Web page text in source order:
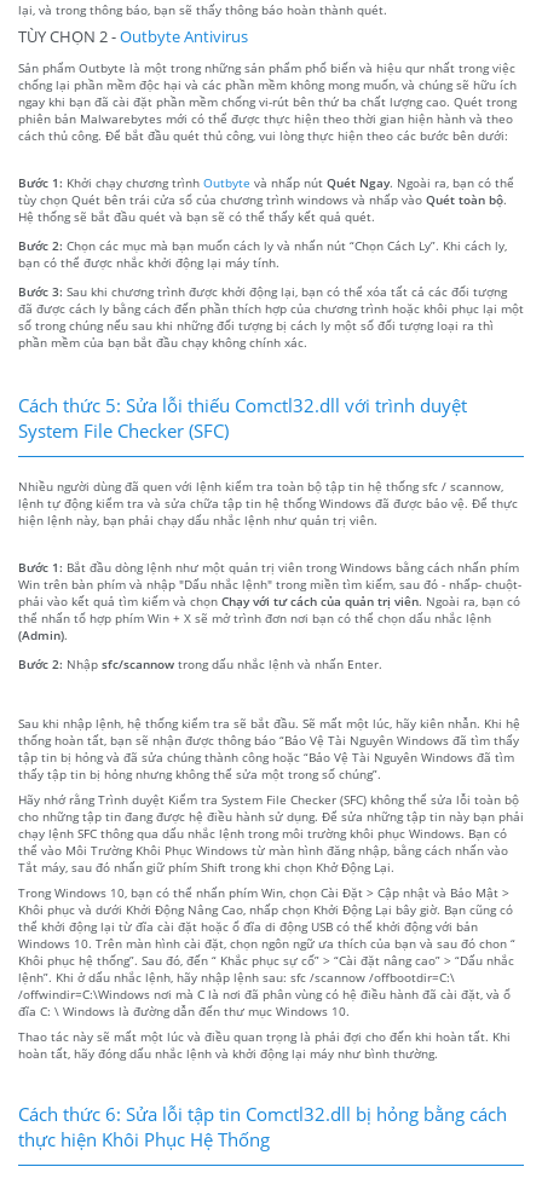
lại, và trong thông báo, bạn sẽ thấy thông báo hoàn thành quét.
TÙY CHỌN 2 -Outbyte Antivirus
Sản phẩm Outbyte là một trong những sản phẩm phổ biến và hiệu qur nhất trong việc
chống lại phần mềm độc hại và các phần mềm không mong muốn, và chúng sẽ hữu ích
ngay khi bạn đã cài đặt phần mềm chống vi-rút bên thứ ba chất lượng cao. Quét trong
phiên bản Malwarebytes mới có thể được thực hiện theo thời gian hiện hành và theo
cách thủ công. Để bắt đầu quét thủ công, vui lòng thực hiện theo các bước bên dưới:
Bước 1: Khởi chạy chương trình Outbyte và nhấp nút Quét Ngay. Ngoài ra, bạn có thể
tùy chọn Quét bên trái cửa sổ của chương trình windows và nhấp vào Quét toàn bộ.
Hệ thống sẽ bắt đầu quét và bạn sẽ có thể thấy kết quả quét.
Bước 2: Chọn các mục mà bạn muốn cách ly và nhấn nút “Chọn Cách Ly”. Khi cách ly,
bạn có thể được nhắc khởi động lại máy tính.
Bước 3: Sau khi chương trình được khởi động lại, bạn có thể xóa tất cả các đối tượng
đã được cách ly bằng cách đến phần thích hợp của chương trình hoặc khôi phục lại một
số trong chúng nếu sau khi những đối tượng bị cách ly một số đối tượng loại ra thì
phần mềm của bạn bắt đầu chạy không chính xác.
Cách thức 5: Sửa lỗi thiếu Comctl32.dll với trình duyệt
System File Checker (SFC)
Nhiều người dùng đã quen với lệnh kiểm tra toàn bộ tập tin hệ thống sfc / scannow,
lệnh tự động kiểm tra và sửa chữa tập tin hệ thống Windows đã được bảo vệ. Để thực
hiện lệnh này, bạn phải chạy dấu nhắc lệnh như quản trị viên.
Bước 1: Bắt đầu dòng lệnh như một quản trị viên trong Windows bằng cách nhấn phím
Win trên bàn phím và nhập "Dấu nhắc lệnh" trong miền tìm kiếm, sau đó - nhấp- chuột-
phải vào kết quả tìm kiếm và chọn Chạy với tư cách của quản trị viên. Ngoài ra, bạn có
thể nhấn tổ hợp phím Win + X sẽ mở trình đơn nơi bạn có thể chọn dấu nhắc lệnh
(Admin).
Bước 2: Nhập sfc/scannow trong dấu nhắc lệnh và nhấn Enter.
Sau khi nhập lệnh, hệ thống kiểm tra sẽ bắt đầu. Sẽ mất một lúc, hãy kiên nhẫn. Khi hệ
thống hoàn tất, bạn sẽ nhận được thông báo “Bảo Vệ Tài Nguyên Windows đã tìm thấy
tập tin bị hỏng và đã sửa chúng thành công hoặc “Bảo Vệ Tài Nguyên Windows đã tìm
thấy tập tin bị hỏng nhưng không thể sửa một trong số chúng”.
Hãy nhớ rằng Trình duyệt Kiểm tra System File Checker (SFC) không thể sửa lỗi toàn bộ
cho những tập tin đang được hệ điều hành sử dụng. Để sửa những tập tin này bạn phải
chạy lệnh SFC thông qua dấu nhắc lệnh trong môi trường khôi phục Windows. Bạn có
thể vào Môi Trường Khôi Phục Windows từ màn hình đăng nhập, bằng cách nhấn vào
Tắt máy, sau đó nhấn giữ phím Shift trong khi chọn Khở Động Lại.
Trong Windows 10, bạn có thể nhấn phím Win, chọn Cài Đặt > Cập nhật và Bảo Mật >
Khôi phục và dưới Khởi Động Nâng Cao, nhấp chọn Khởi Động Lại bây giờ. Bạn cũng có
thể khởi động lại từ đĩa cài đặt hoặc ổ đĩa di động USB có thể khởi động với bản
Windows 10. Trên màn hình cài đặt, chọn ngôn ngữ ưa thích của bạn và sau đó chon “
Khôi phục hệ thống”. Sau đó, đến “ Khắc phục sự cố” > “Cài đặt nâng cao” > “Dấu nhắc
lệnh”. Khi ở dấu nhắc lệnh, hãy nhập lệnh sau: sfc /scannow /offbootdir=C:\
/offwindir=C:\Windows nơi mà C là nơi đã phân vùng có hệ điều hành đã cài đặt, và ổ
đĩa C: \ Windows là đường dẫn đến thư mục Windows 10.
Thao tác này sẽ mất một lúc và điều quan trọng là phải đợi cho đến khi hoàn tất. Khi
hoàn tất, hãy đóng dấu nhắc lệnh và khởi động lại máy như bình thường.
Cách thức 6: Sửa lỗi tập tin Comctl32.dll bị hỏng bằng cách
thực hiện Khôi Phục Hệ Thống